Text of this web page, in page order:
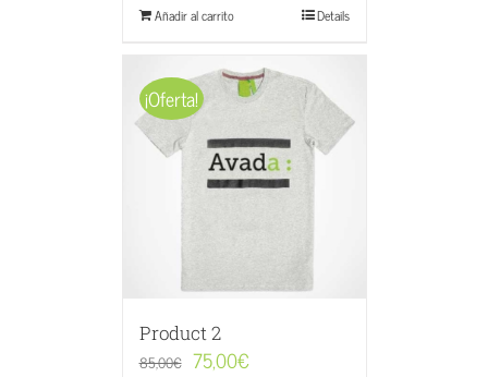
Añadir al carrito Details
¡Oferta!
Product 2
85,00€ 75,00€